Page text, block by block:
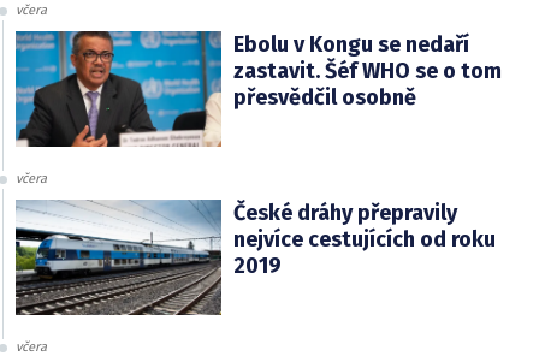
včera
Ebolu v Kongu se nedaří
zastavit. Šéf WHO se o tom
přesvědčil osobně
včera
České dráhy přepravily
nejvíce cestujících od roku
2019
včera